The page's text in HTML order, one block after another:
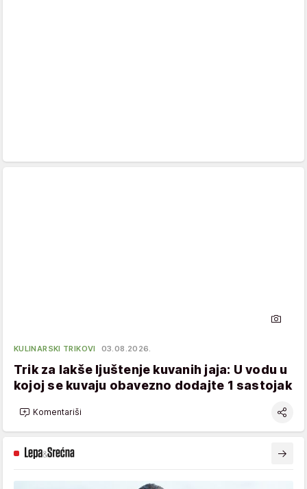
KULINARSKI TRIKOVI 03.08.2026.
Trik za lakše ljuštenje kuvanih jaja: U vodu u
kojoj se kuvaju obavezno dodajte 1 sastojak
Komentariši